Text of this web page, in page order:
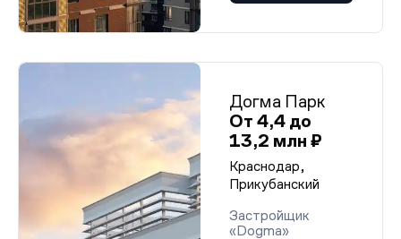
Догма Парк
От 4,4 до
13,2 млн ₽
Краснодар,
Прикубанский
Застройщик
«Dogma»